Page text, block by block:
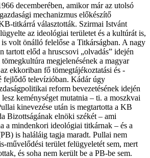
decemberében, amikor már az utolsó
mechanizmus előkészítő
titkárrá választották. Szirmai Istvánt
az ideológiai területet és a kultúrát is,
volt önálló felelőse a Titkárságban. A nagy
tartott előd a hruscsovi „olvadás” idején
megjelenésének a magyar
ekkoriban fő tömegtájékoztatási és -
fejlődő televízióban. Kádár úgy
reform bevezetésének idején
keménységet mutatnia – ti. a moszkvai
kinevezése után is megtartotta a KB
Bizottságának elnöki székét – ami
a mindenkori ideológiai titkárnak – és a
is haláláig tagja maradt. Pullai nem
művelődési terület felügyeletét sem, mert
és soha nem került be a PB-be sem.